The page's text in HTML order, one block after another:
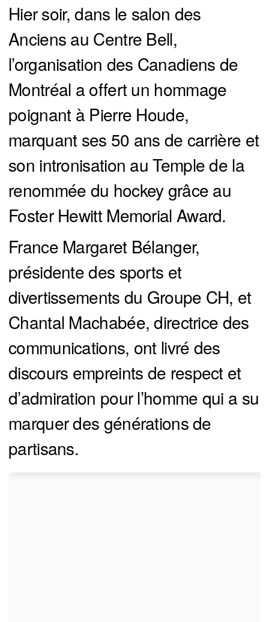
Hier soir, dans le salon des
Anciens au Centre Bell,
l’organisation des Canadiens de
Montréal a offert un hommage
poignant à Pierre Houde,
marquant ses 50 ans de carrière et
son intronisation au Temple de la
renommée du hockey grâce au
Foster Hewitt Memorial Award.
France Margaret Bélanger,
présidente des sports et
divertissements du Groupe CH, et
Chantal Machabée, directrice des
communications, ont livré des
discours empreints de respect et
d’admiration pour l’homme qui a su
marquer des générations de
partisans.